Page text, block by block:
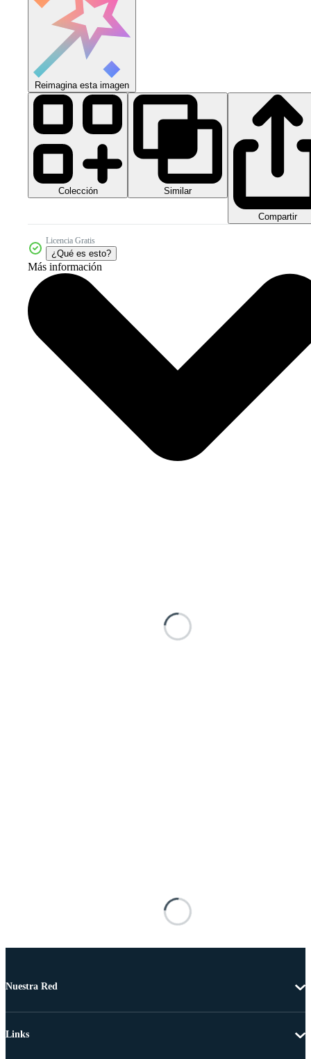
Reimagina esta imagen
Colección Similar
Compartir
Licencia Gratis
¿Qué es esto?
Más información
Nuestra Red
Links